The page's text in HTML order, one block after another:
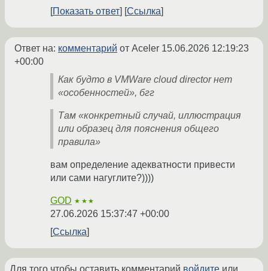
Показать ответ
Ссылка
Ответ на: комментарий от Aceler 15.06.2026 12:19:23
+00:00
Как будто в VMWare cloud director нет
«особенностей», бгг
Там «конкретный случай, иллюстрация
или образец для пояснения общего
правила»
вам определение адекватности привести
или сами нагуглите?))))
GOD ★★★
27.06.2026 15:37:47 +00:00
Ссылка
Для того чтобы оставить комментарий войдите или